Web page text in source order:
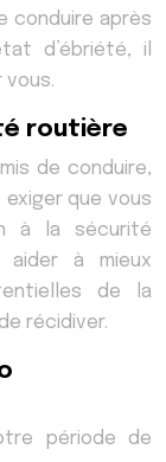
conduire après
d’ébriété, il
vous.
routière
de conduire,
que vous
à la sécurité
aider à mieux
de la
récidiver.
période de